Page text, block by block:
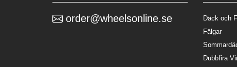
order@wheelsonline.se
Däck och
Fälgar
Dubbfira